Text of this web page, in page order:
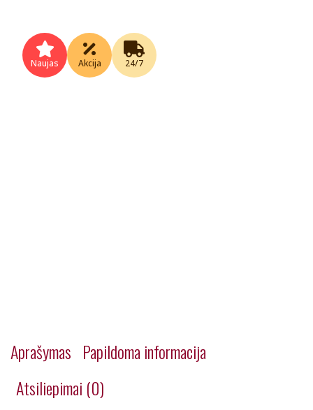
Naujas Akcija 24/7
Aprašymas Papildoma informacija
Atsiliepimai (0)